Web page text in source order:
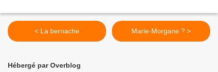
< La bernache Marie-Morgane ? >
Hébergé par Overblog